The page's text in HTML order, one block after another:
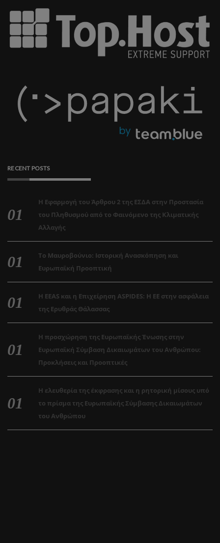
RECENT POSTS
Η Εφαρμογή του Άρθρου 2 της ΕΣΔΑ στην Προστασία
του Πληθυσμού από το Φαινόμενο της Κλιματικής
Αλλαγής
Το Μαυροβούνιο: Ιστορική Ανασκόπηση και
Ευρωπαϊκή Προοπτική
Η EEAS και η Επιχείρηση ASPIDES: Η ΕΕ στην ασφάλεια
της Ερυθράς Θάλασσας
Η προσχώρηση της Ευρωπαϊκής Ένωσης στην
Ευρωπαϊκή Σύμβαση Δικαιωμάτων του Ανθρώπου:
Προκλήσεις και Προοπτικές
Η ελευθερία της έκφρασης και η ρητορική μίσους υπό
το πρίσμα της Ευρωπαϊκής Σύμβασης Δικαιωμάτων
του Ανθρώπου